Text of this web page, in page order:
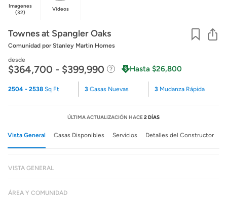
Imagenes
(32)
Videos
Townes at Spangler Oaks
Comunidad por Stanley Martin Homes
desde
$364,700 - $399,990 Hasta $26,800
2504 - 2538 Sq Ft 3Casas Nuevas 3 Mudanza Rápida
ÚLTIMA ACTUALIZACIÓN HACE2 DÍAS
Vista General Casas Disponibles Servicios Detalles del Constructor
VISTA GENERAL
ÁREA Y COMUNIDAD